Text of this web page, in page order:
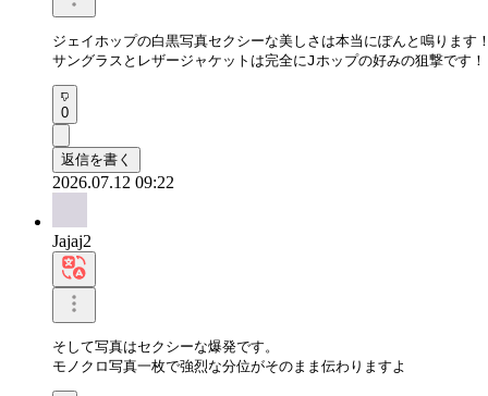
ジェイホップの白黒写真セクシーな美しさは本当にぽんと鳴りま
サングラスとレザージャケットは完全にJホップの好みの狙撃です！
0
返信を書く
2026.07.12 09:22
Jajaj2
そして写真はセクシーな爆発です。
モノクロ写真一枚で強烈な分位がそのまま伝わりますよ